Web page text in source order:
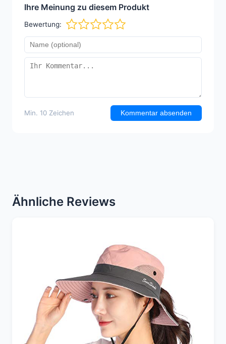
Ihre Meinung zu diesem Produkt
Bewertung:
Min. 10 Zeichen Kommentar absenden
Ähnliche Reviews